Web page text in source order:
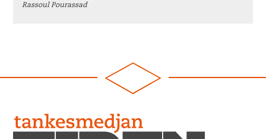
Rassoul Pourassad